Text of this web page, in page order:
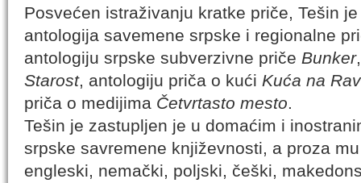
Posvećen istraživanju kratke priče, Tešin
antologija savemene srpske i regionalne
antologiju srpske subverzivne priče Bunker
Starost, antologiju priča o kući Kuća na
priča o medijima Četvrtasto mesto.
Tešin je zastupljen je u domaćim i
srpske savremene književnosti, a proza
engleski, nemački, poljski, češki,